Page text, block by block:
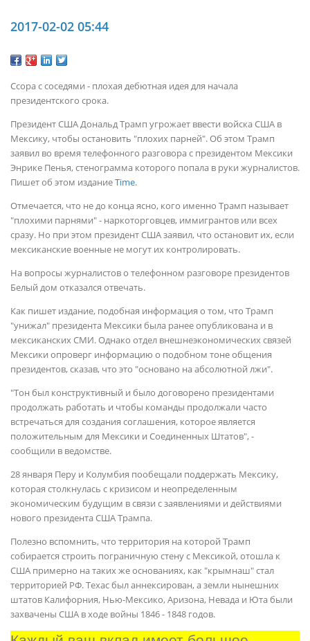
2017-02-02 05:44
Ссора с соседями - плохая дебютная идея для начала
президентского срока.
Президент США Дональд Трамп угрожает ввести войска США в
Мексику, чтобы остановить "плохих парней". Об этом Трамп
заявил во время телефонного разговора с президентом Мексики
Энрике Пенья, стенограмма которого попала в руки журналистов.
Пишет об этом изданиеTime.
Отмечается, что не до конца ясно, кого именно Трамп называет
"плохими парнями" - наркоторговцев, иммигрантов или всех
сразу. Но при этом президент США заявил, что остановит их, если
мексиканские военные не могут их контролировать.
На вопросы журналистов о телефонном разговоре президентов
Белый дом отказался отвечать.
Как пишет издание, подобная информация о том, что Трамп
"унижал" президента Мексики была ранее опубликована и в
мексиканских СМИ. Однако отдел внешнеэкономических связей
Мексики опроверг информацию о подобном тоне общения
президентов, сказав, что это "основано на абсолютной лжи".
"Тон был конструктивный и было договорено президентами
продолжать работать и чтобы команды продолжали часто
встречаться для создания соглашения, которое является
положительным для Мексики и Соединенных Штатов", -
сообщили в ведомстве.
28 января Перу и Колумбия пообещали поддержать Мексику,
которая столкнулась с кризисом и неопределенным
экономическим будущим в связи с заявлениями и действиями
нового президента США Трампа.
Полезно вспомнить, что территория на которой Трамп
собирается строить пограничную стену с Мексикой, отошла к
США примерно на таких же основаниях, как "крымнаш" стал
территорией РФ. Техас был аннексирован, а земли нынешних
штатов Калифорния, Нью-Мексико, Аризона, Невада и Юта были
захвачены США в ходе войны 1846 - 1848 годов.